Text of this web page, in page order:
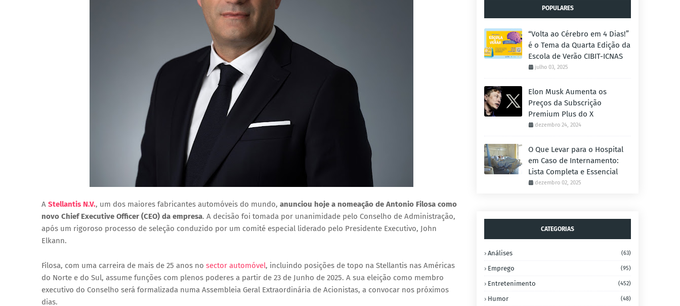
A Stellantis N.V., um dos maiores fabricantes automóveis do mundo, anunciou hoje a nomeação de Antonio Filosa como
novo Chief Executive Officer (CEO) da empresa. A decisão foi tomada por unanimidade pelo Conselho de Administração,
após um rigoroso processo de seleção conduzido por um comité especial liderado pelo Presidente Executivo, John
Elkann.
Filosa, com uma carreira de mais de 25 anos no sector automóvel, incluindo posições de topo na Stellantis nas Américas
do Norte e do Sul, assume funções com plenos poderes a partir de 23 de Junho de 2025. A sua eleição como membro
executivo do Conselho será formalizada numa Assembleia Geral Extraordinária de Acionistas, a convocar nos próximos
dias.
POPULARES
“Volta ao Cérebro em 4 Dias!”
é o Tema da Quarta Edição da
Escola de Verão CIBIT-ICNAS
julho 03, 2025
Elon Musk Aumenta os
Preços da Subscrição
Premium Plus do X
dezembro 24, 2024
O Que Levar para o Hospital
em Caso de Internamento:
Lista Completa e Essencial
dezembro 02, 2025
CATEGORIAS
Análises (63)
Emprego (95)
Entretenimento (452)
Humor (48)